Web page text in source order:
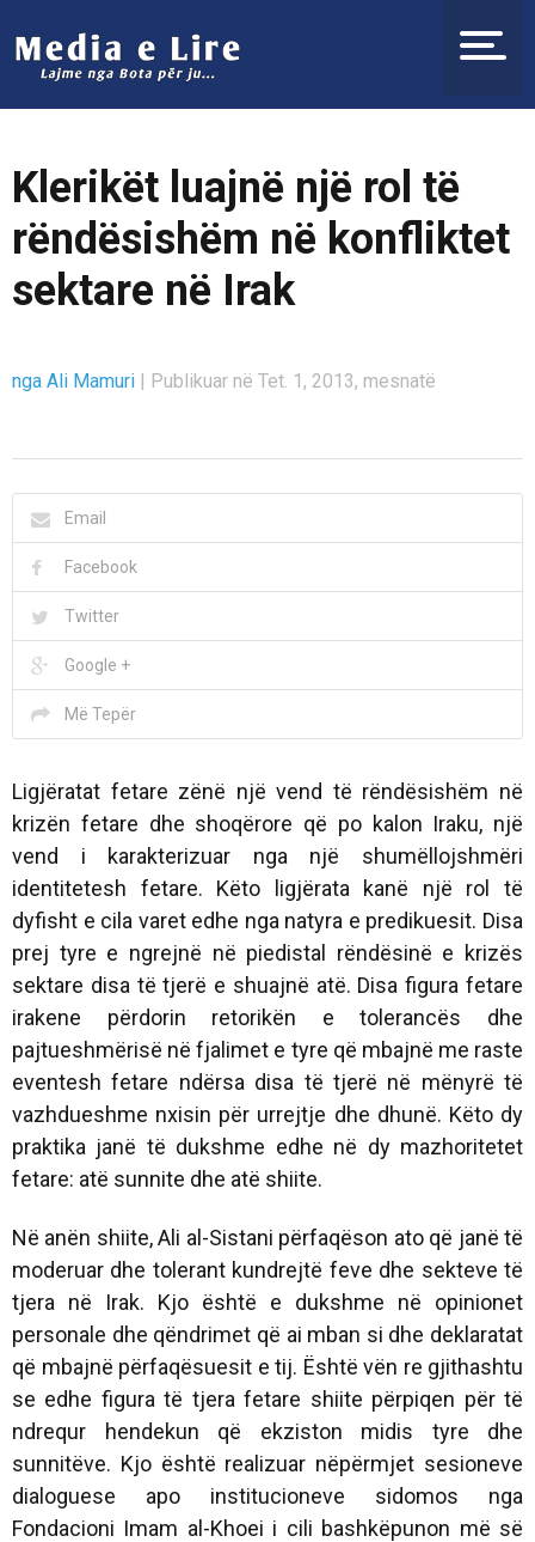
Klerikët luajnë një rol të
rëndësishëm në konfliktet
sektare në Irak
nga Ali Mamuri | Publikuar në Tet. 1, 2013, mesnatë
Email
Facebook
Twitter
Google +
Më Tepër
Ligjëratat fetare zënë një vend të rëndësishëm në
krizën fetare dhe shoqërore që po kalon Iraku, një
vend i karakterizuar nga një shumëllojshmëri
identitetesh fetare. Këto ligjërata kanë një rol të
dyfisht e cila varet edhe nga natyra e predikuesit. Disa
prej tyre e ngrejnë në piedistal rëndësinë e krizës
sektare disa të tjerë e shuajnë atë. Disa figura fetare
irakene përdorin retorikën e tolerancës dhe
pajtueshmërisë në fjalimet e tyre që mbajnë me raste
eventesh fetare ndërsa disa të tjerë në mënyrë të
vazhdueshme nxisin për urrejtje dhe dhunë. Këto dy
praktika janë të dukshme edhe në dy mazhoritetet
fetare: atë sunnite dhe atë shiite.
Në anën shiite, Ali al-Sistani përfaqëson ato që janë të
moderuar dhe tolerant kundrejtë feve dhe sekteve të
tjera në Irak. Kjo është e dukshme në opinionet
personale dhe qëndrimet që ai mban si dhe deklaratat
që mbajnë përfaqësuesit e tij. Është vën re gjithashtu
se edhe figura të tjera fetare shiite përpiqen për të
ndrequr hendekun që ekziston midis tyre dhe
sunnitëve. Kjo është realizuar nëpërmjet sesioneve
dialoguese apo institucioneve sidomos nga
Fondacioni Imam al-Khoei i cili bashkëpunon më së